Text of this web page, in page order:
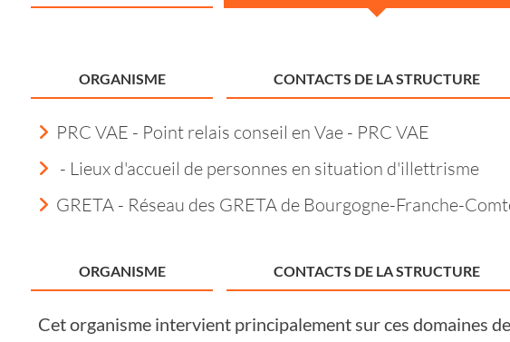
ORGANISME CONTACTS DE LA STRUCTURE
PRC VAE - Point relais conseil en Vae - PRC VAE
- Lieux d'accueil de personnes en situation d'illettrisme
GRETA - Réseau des GRETA de Bourgogne-Franche-
ORGANISME CONTACTS DE LA STRUCTURE
Cet organisme intervient principalement sur ces domaines